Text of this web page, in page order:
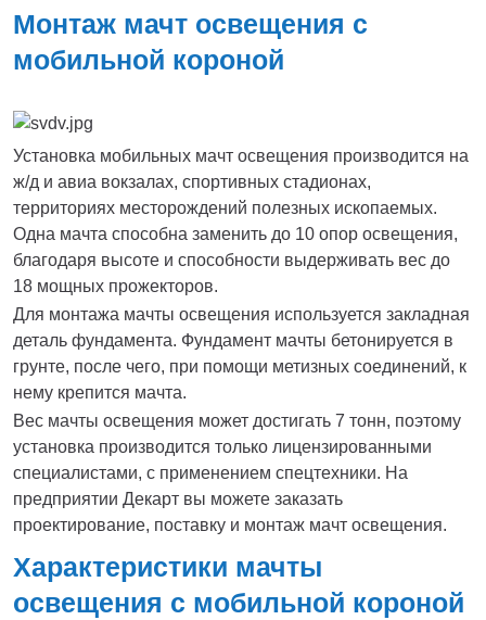
Монтаж мачт освещения с
мобильной короной
Установка мобильных мачт освещения производится на
ж/д и авиа вокзалах, спортивных стадионах,
территориях месторождений полезных ископаемых.
Одна мачта способна заменить до 10 опор освещения,
благодаря высоте и способности выдерживать вес до
18 мощных прожекторов.
Для монтажа мачты освещения используется закладная
деталь фундамента. Фундамент мачты бетонируется в
грунте, после чего, при помощи метизных соединений, к
нему крепится мачта.
Вес мачты освещения может достигать 7 тонн, поэтому
установка производится только лицензированными
специалистами, с применением спецтехники. На
предприятии Декарт вы можете заказать
проектирование, поставку и монтаж мачт освещения.
Характеристики мачты
освещения с мобильной короной